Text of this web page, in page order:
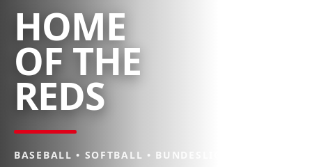
HOME
OF THE
REDS
BASEBALL • SOFTBALL • BUNDESLIGA